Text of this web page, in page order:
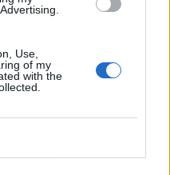
Use,
of my
with the
of Brand and
– Head of
–